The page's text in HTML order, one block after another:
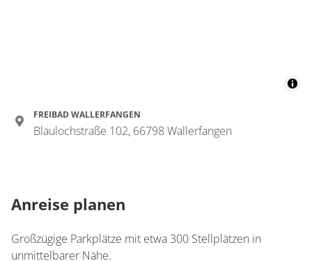
FREIBAD WALLERFANGEN
Blaulochstraße 102, 66798 Wallerfangen
Anreise planen
Großzügige Parkplätze mit etwa 300 Stellplätzen in
unmittelbarer Nähe.